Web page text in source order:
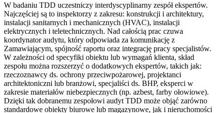
W badaniu TDD uczestniczy interdyscyplinarny zespół ekspertów.
Najczęściej są to inspektorzy z zakresu: konstrukcji i architektury,
instalacji sanitarnych i mechanicznych (HVAC), instalacji
elektrycznych i teletechnicznych. Nad całością prac czuwa
koordynator audytu, który odpowiada za komunikację z
Zamawiającym, spójność raportu oraz integrację pracy specjalistów.
W zależności od specyfiki obiektu lub wymagań klienta, skład
zespołu można rozszerzyć o dodatkowych ekspertów, takich jak:
rzeczoznawcy ds. ochrony przeciwpożarowej, projektanci
architektoniczni lub branżowi, specjaliści ds. BHP, eksperci w
zakresie materiałów niebezpiecznych (np. azbest, farby ołowiowe).
Dzięki tak dobranemu zespołowi audyt TDD może objąć zarówno
standardowe obiekty biurowe lub magazynowe, jak i nieruchomości